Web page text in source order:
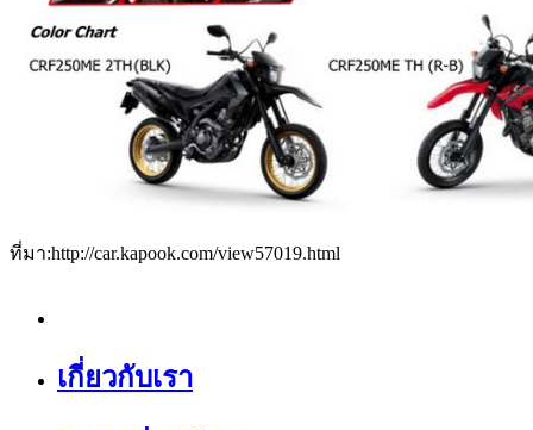
ที่มา:http://car.kapook.com/view57019.html
เกี่ยวกับเรา